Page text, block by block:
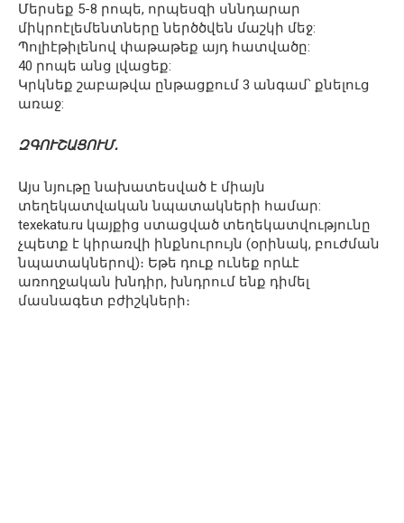
Մերսեք 5-8 րոպե, որպեսզի սննդարար
միկրոէլեմենտները ներծծվեն մաշկի մեջ:
Պոլիէթիլենով փաթաթեք այդ հատվածը:
40 րոպե անց լվացեք:
Կրկնեք շաբաթվա ընթացքում 3 անգամ՝ քնելուց
առաջ:
ԶԳՈՒՇԱՑՈՒՄ․
Այս նյութը նախատեսված է միայն
տեղեկատվական նպատակների համար:
texekatu.ru կայքից ստացված տեղեկատվությունը
չպետք է կիրառվի ինքնուրույն (օրինակ, բուժման
նպատակներով)։ Եթե դուք ունեք որևէ
առողջական խնդիր, խնդրում ենք դիմել
մասնագետ բժիշկների։